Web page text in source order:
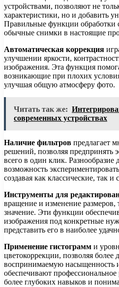
устройствами, позволяют не
характеристики, но и добавить
Правильные функции обработки
обычные снимки в настоящие
Автоматическая коррекция
улучшении яркости,
изображения. Эта функция
возникающие при плохих
улучшая общую атмосферу фото.
Читать так же:
современных устройствах
Наличие фильтров предлагает
решений, позволяя предпринять
всего в один клик. Разнообразие
возможность
создавая как классические, так
Инструменты для
вращение и изменение
значение. Эти функции
изображения под конкретные
представить его в наиболее
Применение гистограмм и
цветокоррекции, позволяя более
воспринимаемую насыщенность
обеспечивают
более глубоких навыков и